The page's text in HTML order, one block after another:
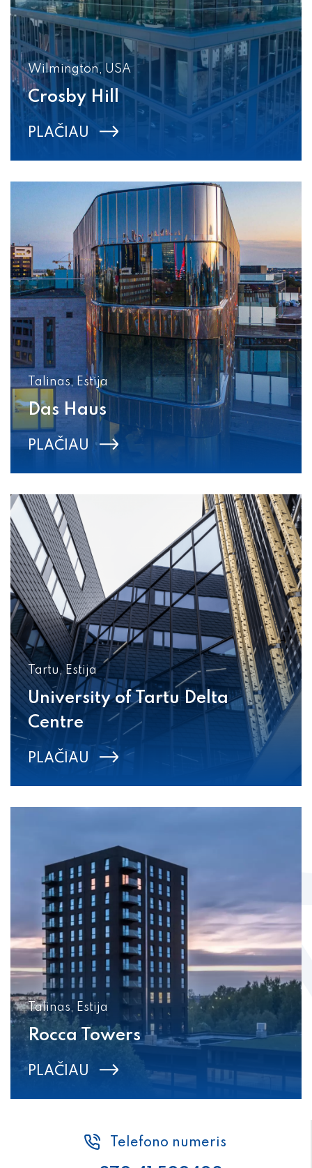
Wilmington, USA
Crosby Hill
PLAČIAU
Talinas, Estija
Das Haus
PLAČIAU
Tartu, Estija
University of Tartu Delta
Centre
PLAČIAU
Talinas, Estija
Rocca Towers
PLAČIAU
Telefono numeris